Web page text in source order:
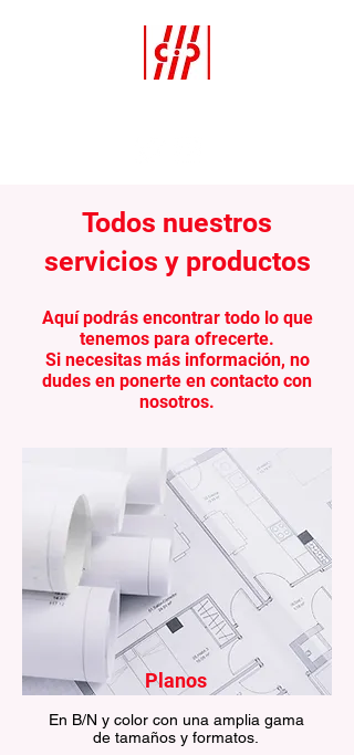
Todos nuestros
servicios y productos
Aquí podrás encontrar todo lo que
tenemos para ofrecerte.
Si necesitas más información, no
dudes en ponerte en contacto con
nosotros.
Planos
En B/N y color con una amplia gama
de tamaños y formatos.